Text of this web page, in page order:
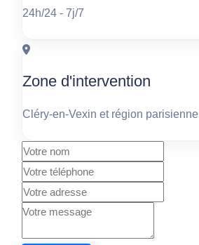
24h/24 - 7j/7
Zone d'intervention
Cléry-en-Vexin et région parisienne